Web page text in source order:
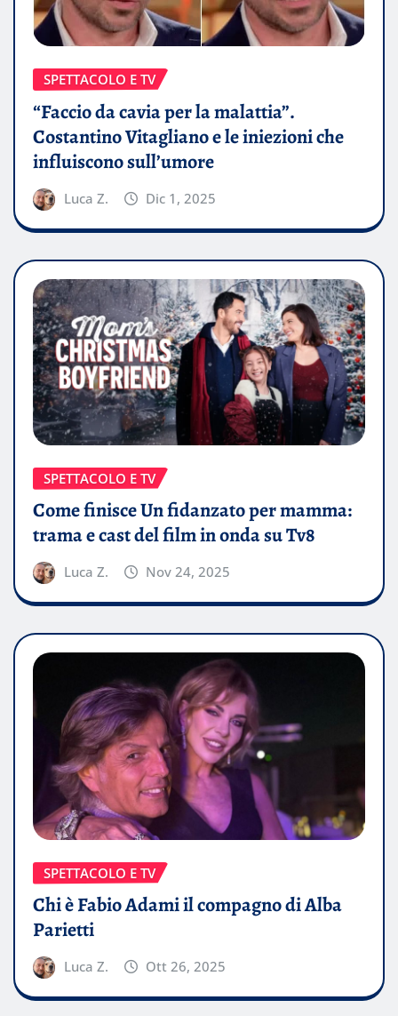
SPETTACOLO E TV
“Faccio da cavia per la malattia”.
Costantino Vitagliano e le iniezioni che
influiscono sull’umore
Luca Z. Dic 1, 2025
SPETTACOLO E TV
Come finisce Un fidanzato per mamma:
trama e cast del film in onda su Tv8
Luca Z. Nov 24, 2025
SPETTACOLO E TV
Chi è Fabio Adami il compagno di Alba
Parietti
Luca Z. Ott 26, 2025